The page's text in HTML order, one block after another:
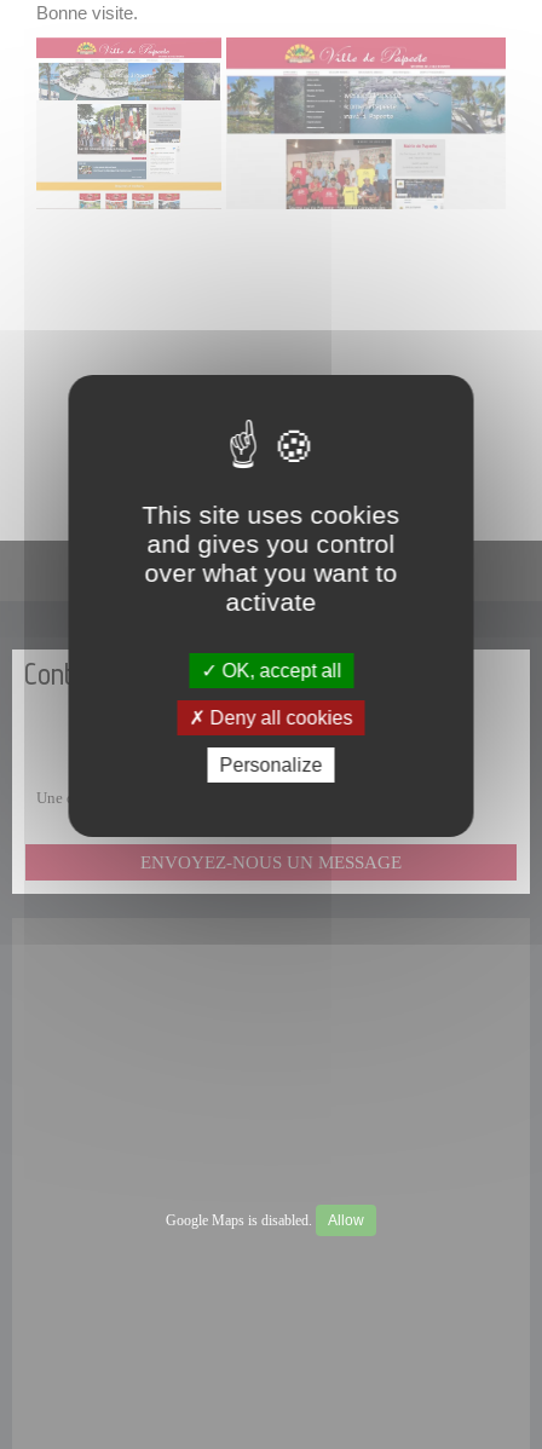
Bonne visite.
répondre à votre demande d’information. Pour en savoir plus sur la
gestion de vos données personnelles et pour exercer vos droits,
POLITIQUE DE CONFIDENTIALITÉ
En un clic
Contactez-nous
Une question, une remarque, une suggestion, un commentaire ?
ENVOYEZ-NOUS UN MESSAGE
Google Maps is disabled. Allow
This site uses cookies
and gives you control
over what you want to
activate
OK, accept all
Deny all cookies
Personalize